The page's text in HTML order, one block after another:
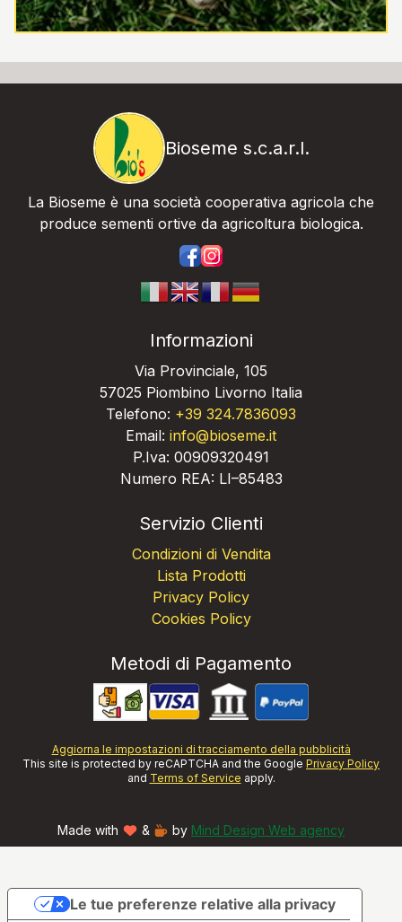
Bioseme s.c.a.r.l.
La Bioseme è una società cooperativa agricola che
produce sementi ortive da agricoltura biologica.
Informazioni
Via Provinciale, 105
57025 Piombino Livorno Italia
Telefono: +39 324.7836093
Email: info@bioseme.it
P.Iva: 00909320491
Numero REA: LI–85483
Servizio Clienti
Condizioni di Vendita
Lista Prodotti
Privacy Policy
Cookies Policy
Metodi di Pagamento
Aggiorna le impostazioni di tracciamento della pubblicità
This site is protected by reCAPTCHA and the Google Privacy Policy
and Terms of Service apply.
Made with & by Mind Design Web agency
Le tue preferenze relative alla privacy